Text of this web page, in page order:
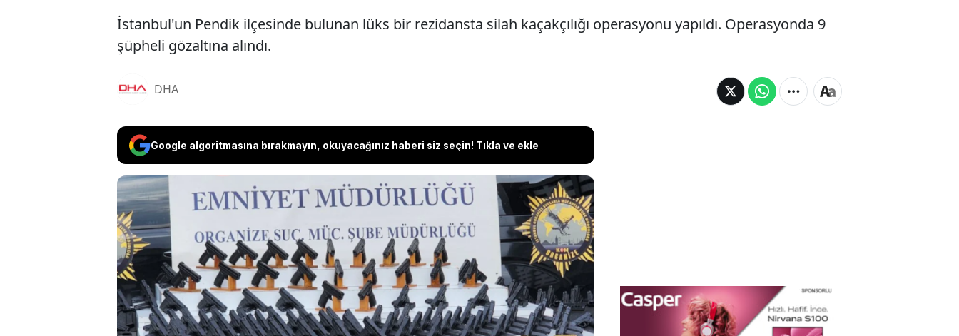
İstanbul'un Pendik ilçesinde bulunan lüks bir rezidansta silah kaçakçılığı operasyonu yapıldı. Operasyonda 9
şüpheli gözaltına alındı.
DHA
Google algoritmasına bırakmayın, okuyacağınız haberi siz seçin! Tıkla ve ekle
İstanbul'un Pendik ilçesinde bulunan lüks bir
rezidansta silah kaçakçılığı operasyonu yapıldı.
Operasyonda 9 şüpheli gözaltına alındı.